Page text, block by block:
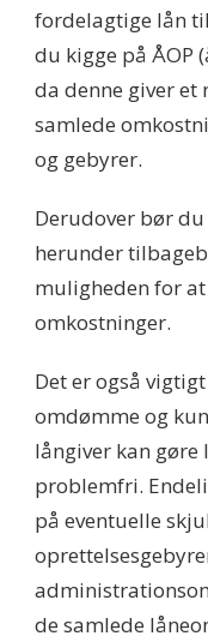
fordelagtige lån
du kigge på ÅOP
da denne giver
samlede
og gebyrer.
Derudover bør
herunder
muligheden for
omkostninger.
Det er også
omdømme og
långiver kan gøre
problemfri.
på eventuelle
de samlede